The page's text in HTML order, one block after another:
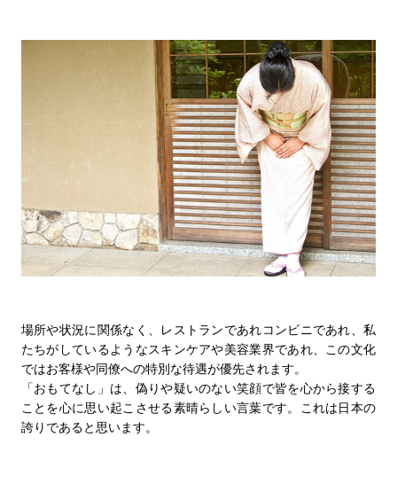
場所や状況に関係なく、レストランであれコンビニであれ、私
たちがしているようなスキンケアや美容業界であれ、この文化
ではお客様や同僚への特別な待遇が優先されます。
「おもてなし」は、偽りや疑いのない笑顔で皆を心から接する
ことを心に思い起こさせる素晴らしい言葉です。これは日本の
誇りであると思います。